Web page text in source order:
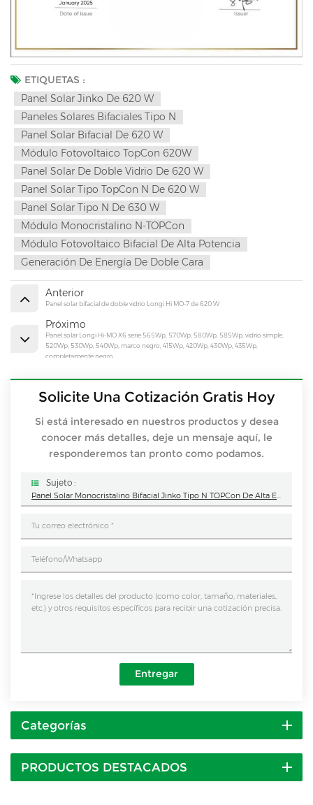
ETIQUETAS :
Panel Solar Jinko De 620 W
Paneles Solares Bifaciales Tipo N
Panel Solar Bifacial De 620 W
Módulo Fotovoltaico TopCon 620W
Panel Solar De Doble Vidrio De 620 W
Panel Solar Tipo TopCon N De 620 W
Panel Solar Tipo N De 630 W
Módulo Monocristalino N-TOPCon
Módulo Fotovoltaico Bifacial De Alta Potencia
Generación De Energía De Doble Cara
Anterior
Panel solar bifacial de doble vidrio Longi Hi MO-7 de 620 W
Próximo
Panel solar Longi Hi-MO X6 serie 565Wp, 570Wp, 580Wp, 585Wp, vidrio simple,
520Wp, 530Wp, 540Wp, marco negro, 415Wp, 420Wp, 430Wp, 435Wp,
completamente negro
Solicite Una Cotización Gratis Hoy
Si está interesado en nuestros productos y desea
conocer más detalles, deje un mensaje aquí, le
responderemos tan pronto como podamos.
Sujeto :
Panel Solar Monocristalino Bifacial Jinko Tipo N TOPCon De Alta Eficiencia De 630 W (605 W A 630 W)
Entregar
Categorías
PRODUCTOS DESTACADOS